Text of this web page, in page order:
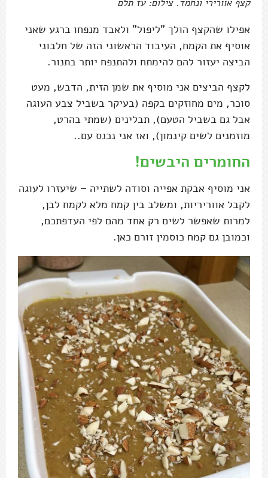
קצף אוורירי ונחמד. צילום: עז תלם
אפילו שהקצף הולך "ליפול" ולאבד מנפחו ברגע שאני
אוסיף את הקמח, העיבוד הראשוני הזה של חלבוני
הביצה יעזור להם להימתח ולהתנפח יותר בתנור.
לקצף הביצים אני מוסיף את שמן הזית, הדבש, מעט
סוכר, מים מחוזקים בקפה (בעיקר בשביל צבע העוגה
אבל גם בשביל הטעם), תבלינים (שמתי בהרט,
מוזמנים לשים קינמון), ואז אני נכנס עם..
החומרים היבשים!
אני מוסיף אבקת אפייה וסודה לשתייה – שיעזרו לעוגה
לקבל אווריריות, ומשלב בין קמח מלא לקמח לבן,
למרות שאפשר לשים רק אחד מהם לפי העדפתכם,
וכמובן גם קמח כוסמין זורם כאן.